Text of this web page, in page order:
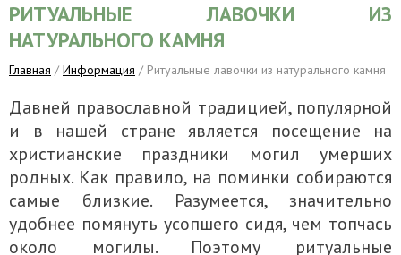
РИТУАЛЬНЫЕ ЛАВОЧКИ ИЗ
НАТУРАЛЬНОГО КАМНЯ
Главная / Информация / Ритуальные лавочки из натурального камня
Давней православной традицией, популярной
и в нашей стране является посещение на
христианские праздники могил умерших
родных. Как правило, на поминки собираются
самые близкие. Разумеется, значительно
удобнее помянуть усопшего сидя, чем топчась
около могилы. Поэтому ритуальные